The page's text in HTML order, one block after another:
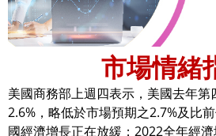
市場情緒
美國商務部上週四表示，美國去年
2.6%，略低於市場預期之2.7%及比
國經濟增長正在放緩；2022全年經